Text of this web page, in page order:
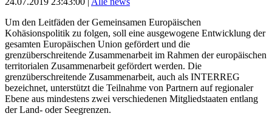
Um den Leitfäden der Gemeinsamen Europäischen
Kohäsionspolitik zu folgen, soll eine ausgewogene Entwicklung der
gesamten Europäischen Union gefördert und die
grenzüberschreitende Zusammenarbeit im Rahmen der europäischen
territorialen Zusammenarbeit gefördert werden. Die
grenzüberschreitende Zusammenarbeit, auch als INTERREG
bezeichnet, unterstützt die Teilnahme von Partnern auf regionaler
Ebene aus mindestens zwei verschiedenen Mitgliedstaaten entlang
der Land- oder Seegrenzen.